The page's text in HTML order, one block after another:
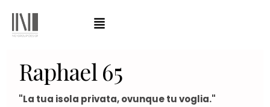
Raphael 65
"La tua isola privata, ovunque tu voglia."